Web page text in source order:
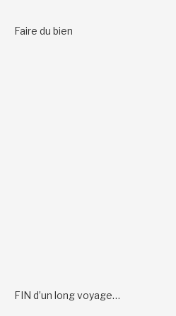
Faire du bien
FIN d’un long voyage…